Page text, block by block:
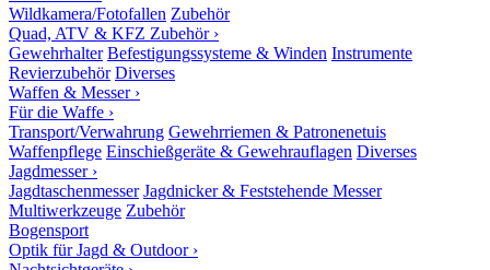
Wildkamera/Fotofallen Zubehör
Quad, ATV & KFZ Zubehör ›
Gewehrhalter Befestigungssysteme & Winden Instrumente
Revierzubehör Diverses
Waffen & Messer ›
Für die Waffe ›
Transport/Verwahrung Gewehrriemen & Patronenetuis
Waffenpflege Einschießgeräte & Gewehrauflagen Diverses
Jagdmesser ›
Jagdtaschenmesser Jagdnicker & Feststehende Messer
Multiwerkzeuge Zubehör
Bogensport
Optik für Jagd & Outdoor ›